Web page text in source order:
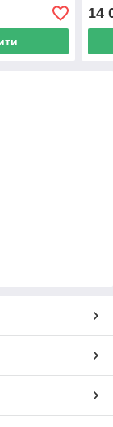
14